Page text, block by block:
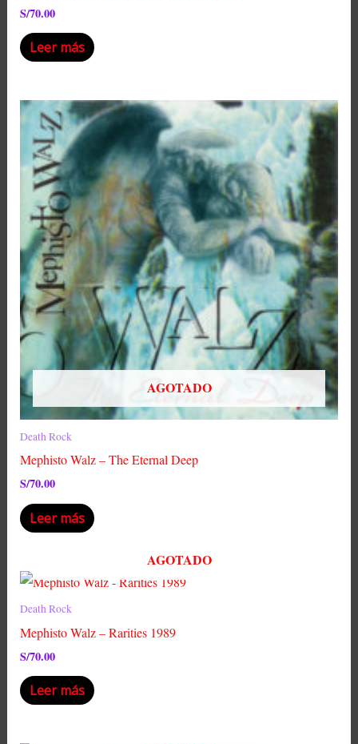
S/70.00
Leer más
AGOTADO
Death Rock
Mephisto Walz – The Eternal Deep
S/70.00
Leer más
AGOTADO
Death Rock
Mephisto Walz – Rarities 1989
S/70.00
Leer más